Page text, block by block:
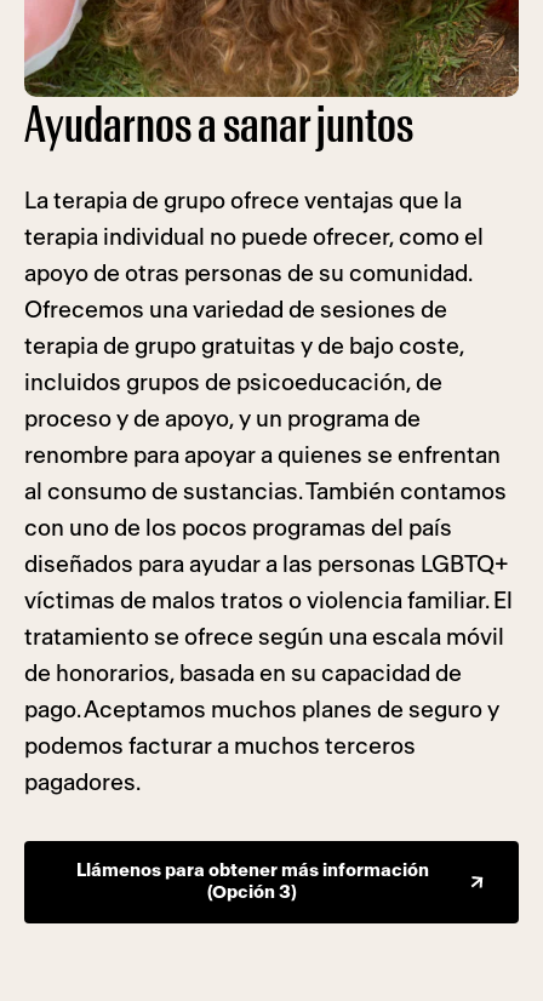
Ayudarnos a sanar juntos
La terapia de grupo ofrece ventajas que la
terapia individual no puede ofrecer, como el
apoyo de otras personas de su comunidad.
Ofrecemos una variedad de sesiones de
terapia de grupo gratuitas y de bajo coste,
incluidos grupos de psicoeducación, de
proceso y de apoyo, y un programa de
renombre para apoyar a quienes se enfrentan
al consumo de sustancias. También contamos
con uno de los pocos programas del país
diseñados para ayudar a las personas LGBTQ+
víctimas de malos tratos o violencia familiar. El
tratamiento se ofrece según una escala móvil
de honorarios, basada en su capacidad de
pago. Aceptamos muchos planes de seguro y
podemos facturar a muchos terceros
pagadores.
Llámenos para obtener más información
(Opción 3)